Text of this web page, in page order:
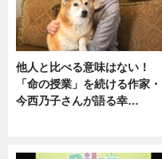
他人と比べる意味はない！
「命の授業」を続ける作家・
今西乃子さんが語る幸…